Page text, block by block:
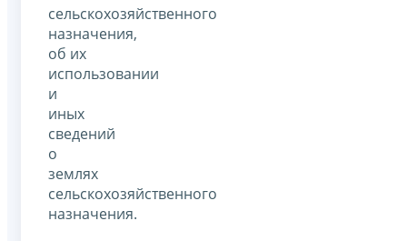
сельскохозяйственного
назначения,
об их
использовании
и
иных
сведений
о
землях
сельскохозяйственного
назначения.